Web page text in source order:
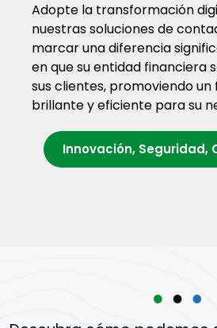
Adopte la transformación
nuestras soluciones de
marcar una diferencia
en que su entidad financiera
sus clientes, promoviendo
brillante y eficiente para su
Innovación, Seguridad,